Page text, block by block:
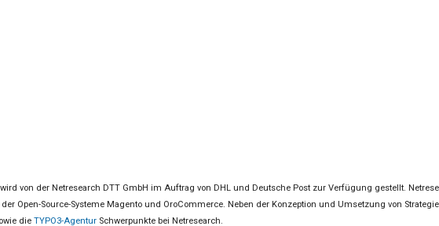
wird von der Netresearch DTT GmbH im Auftrag von DHL und Deutsche Post zur Verfügung gestellt.
Open-Source-Systeme Magento und OroCommerce. Neben der Konzeption und Umsetzung von
dieTYPO3-Agentur Schwerpunkte bei Netresearch.